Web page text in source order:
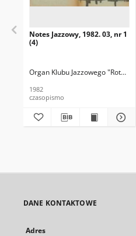
Notes Jazzowy, 1982. 03, nr 1
(4)
Organ Klubu Jazzowego "Rotunda"
1982
czasopismo
DANE KONTAKTOWE
Adres